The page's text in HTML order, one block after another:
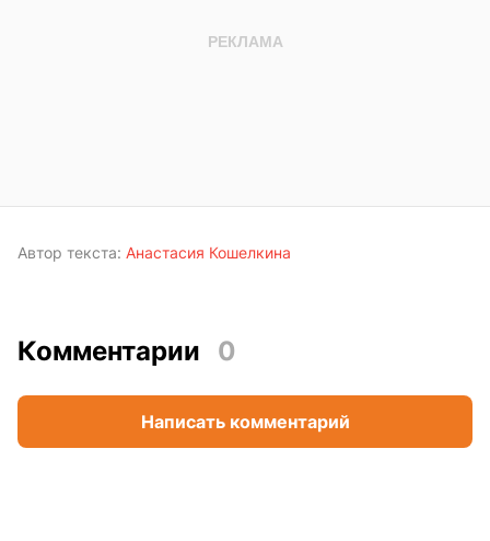
Автор текста: Анастасия Кошелкина
Комментарии 0
Написать комментарий